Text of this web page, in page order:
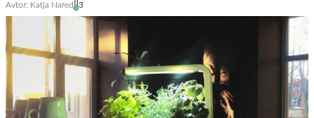
Avtor: Katja Nared 3